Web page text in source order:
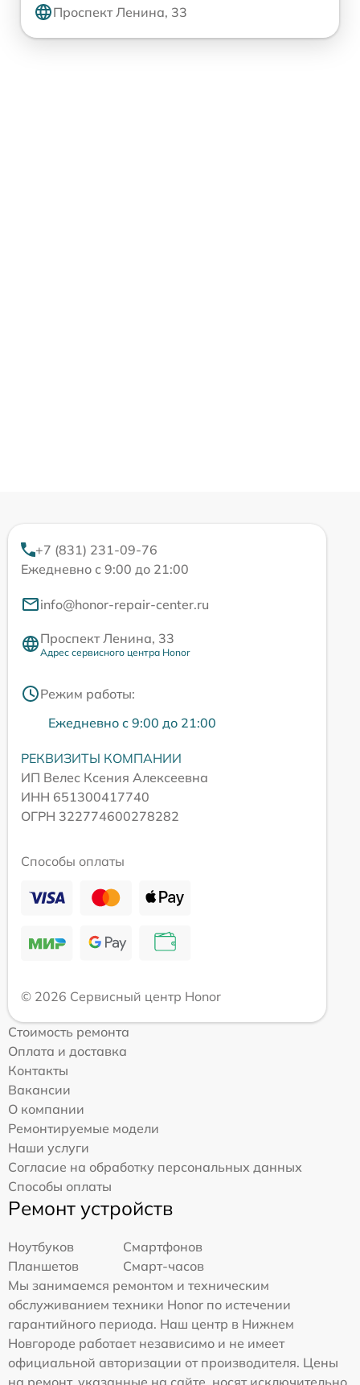
Проспект Ленина, 33
+7 (831) 231-09-76
Ежедневно с 9:00 до 21:00
info@honor-repair-center.ru
Проспект Ленина, 33
Адрес сервисного центра Honor
Режим работы:
Ежедневно с 9:00 до 21:00
РЕКВИЗИТЫ КОМПАНИИ
ИП Велес Ксения Алексеевна
ИНН 651300417740
ОГРН 322774600278282
Способы оплаты
© 2026 Сервисный центр Honor
Стоимость ремонта
Оплата и доставка
Контакты
Вакансии
О компании
Ремонтируемые модели
Наши услуги
Согласие на обработку персональных данных
Способы оплаты
Ремонт устройств
Ноутбуков
Смартфонов
Планшетов
Смарт-часов
Мы занимаемся ремонтом и техническим
обслуживанием техники Honor по истечении
гарантийного периода. Наш центр в Нижнем
Новгороде работает независимо и не имеет
официальной авторизации от производителя. Цены
на ремонт, указанные на сайте, носят исключительно